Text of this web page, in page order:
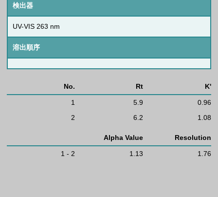
検出器
UV-VIS 263 nm
溶出順序
No. Rt K'
1 5.9
0.96
2
6.2 1.08
Alpha Value Resolution
1 - 2 1.13 1.76